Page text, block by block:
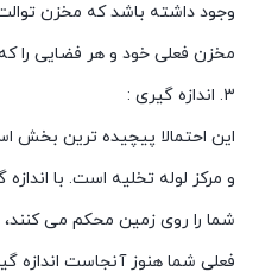
وجود داشته باشد که مخزن توالت
مخزن فعلی خود و هر فضایی را که
۳. اندازه گیری :
این احتمالا پیچیده ترین بخش
و مرکز لوله تخلیه است. با
شما را روی زمین محکم می کنند،
فعلی شما هنوز آنجاست اندازه